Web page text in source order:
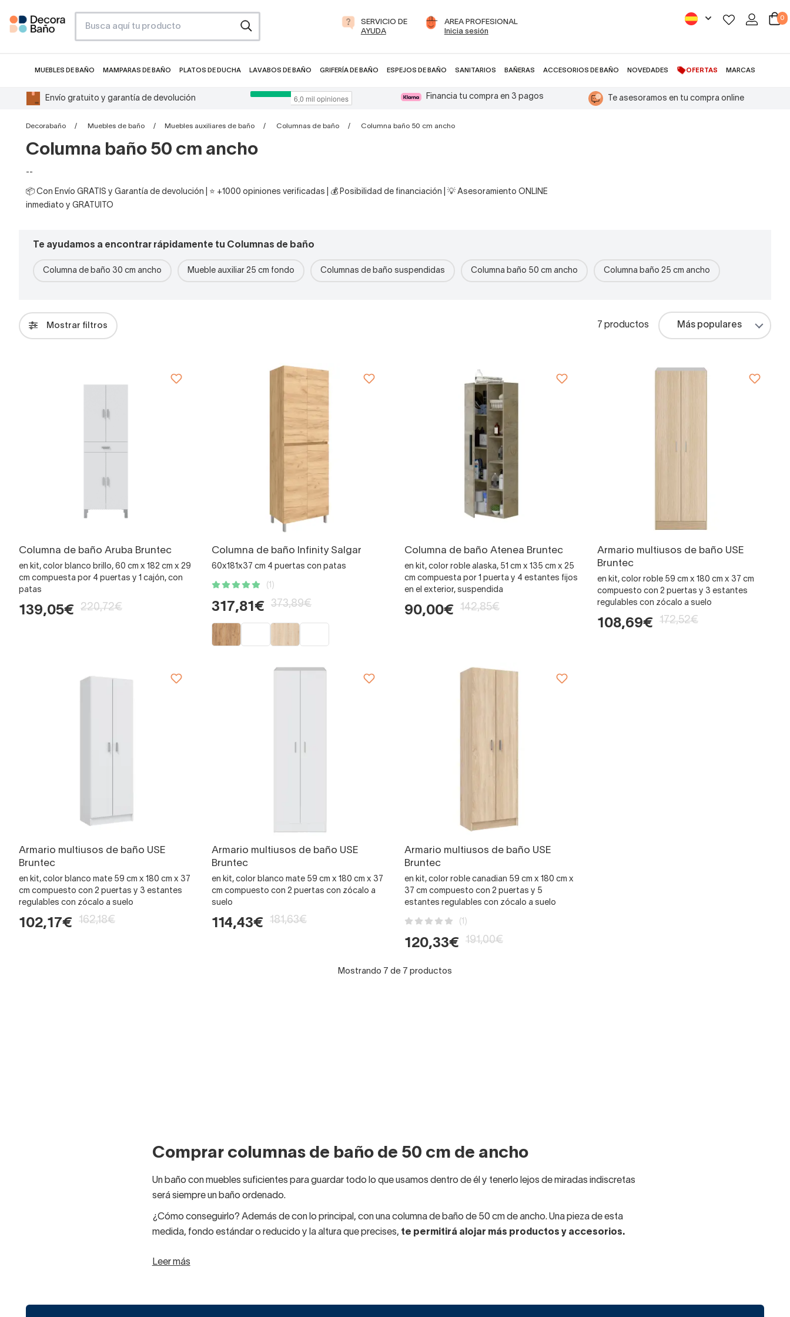
SERVICIO DE
AYUDA
AREA PROFESIONAL
Inicia sesión
0
MUEBLES DE BAÑO MAMPARAS DE BAÑO PLATOS DE DUCHA LAVABOS DE BAÑO GRIFERÍA DE BAÑO ESPEJOS DE BAÑO SANITARIOS BAÑERAS ACCESORIOS DE BAÑO NOVEDADES OFERTAS MARCAS
Envío gratuito y garantía de devolución Financia tu compra en 3 pagos Te asesoramos en tu compra online
Decorabaño Muebles de baño Muebles auxiliares de baño Columnas de baño Columna baño 50 cm ancho
Columna baño 50 cm ancho
--
📦 Con Envío GRATIS y Garantía de devolución | ⭐ +1000 opiniones verificadas | 💰 Posibilidad de financiación | 💡 Asesoramiento ONLINE
inmediato y GRATUITO
Te ayudamos a encontrar rápidamente tu Columnas de baño
Columna de baño 30 cm ancho Mueble auxiliar 25 cm fondo Columnas de baño suspendidas Columna baño 50 cm ancho Columna baño 25 cm ancho
Mostrar filtros 7 productos
Columna de baño Aruba Bruntec
en kit, color blanco brillo, 60 cm x 182 cm x 29
cm compuesta por 4 puertas y 1 cajón, con
patas
139,05€ 220,72€
Columna de baño Infinity Salgar
60x181x37 cm 4 puertas con patas
(1)
317,81€ 373,89€
Columna de baño Atenea Bruntec
en kit, color roble alaska, 51 cm x 135 cm x 25
cm compuesta por 1 puerta y 4 estantes fijos
en el exterior, suspendida
90,00€ 142,85€
Armario multiusos de baño USE
Bruntec
en kit, color roble 59 cm x 180 cm x 37 cm
compuesto con 2 puertas y 3 estantes
regulables con zócalo a suelo
108,69€ 172,52€
Armario multiusos de baño USE
Bruntec
en kit, color blanco mate 59 cm x 180 cm x 37
cm compuesto con 2 puertas y 3 estantes
regulables con zócalo a suelo
102,17€ 162,18€
Armario multiusos de baño USE
Bruntec
en kit, color blanco mate 59 cm x 180 cm x 37
cm compuesto con 2 puertas con zócalo a
suelo
114,43€ 181,63€
Armario multiusos de baño USE
Bruntec
en kit, color roble canadian 59 cm x 180 cm x
37 cm compuesto con 2 puertas y 5
estantes regulables con zócalo a suelo
(1)
120,33€ 191,00€
Mostrando 7 de 7 productos
Comprar columnas de baño de 50 cm de ancho
Un baño con muebles suficientes para guardar todo lo que usamos dentro de él y tenerlo lejos de miradas indiscretas
será siempre un baño ordenado.
¿Cómo conseguirlo? Además de con lo principal, con una columna de baño de 50 cm de ancho. Una pieza de esta
medida, fondo estándar o reducido y la altura que precises, te permitirá alojar más productos y accesorios.
Leer más